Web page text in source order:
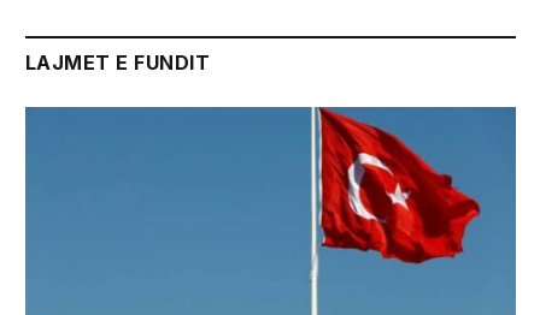
LAJMET E FUNDIT